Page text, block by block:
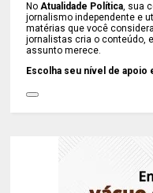
NoAtualidade Política, sua
jornalismo independente e
matérias que você
jornalistas cria o conteúdo,
assunto merece.
Escolha seu nível de apoio